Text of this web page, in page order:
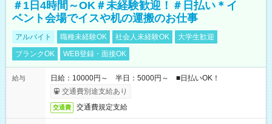
＃1日4時間～OK＃未経験歓迎！＃日払い＊イ
ベント会場でイスや机の運搬のお仕事
アルバイト 職種未経験OK 社会人未経験OK
大学生歓迎
ブランクOK
WEB登録・面接OK
給与
日給：10000円～ 半日：5000円～ ■日払いOK！
交通費別途支給あり
交通費 交通費規定支給